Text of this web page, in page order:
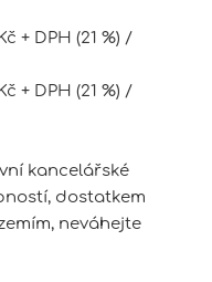
+ DPH (21 %) /
+ DPH (21 %) /
kancelářské
dostatkem
neváhejte